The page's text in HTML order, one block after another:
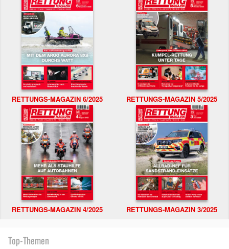
RETTUNGS-MAGAZIN 6/2025 RETTUNGS-MAGAZIN 5/2025
RETTUNGS-MAGAZIN 4/2025 RETTUNGS-MAGAZIN 3/2025
Top-Themen